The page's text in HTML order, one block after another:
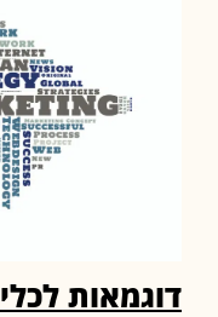
לכליAI